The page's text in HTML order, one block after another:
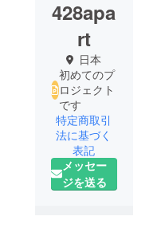
428apa
rt
日本
初めてのプ
ロジェクト
です
特定商取引
法に基づく
表記
メッセー
ジを送る